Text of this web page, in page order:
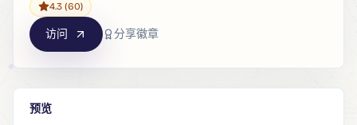
4.3 (60)
访问 分享徽章
预览